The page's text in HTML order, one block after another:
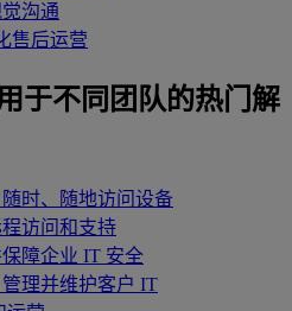
沟通
售后运营
于不同团队的热门解
随时、随地访问设备
访问和支持
障企业 IT 安全
管理并维护客户 IT